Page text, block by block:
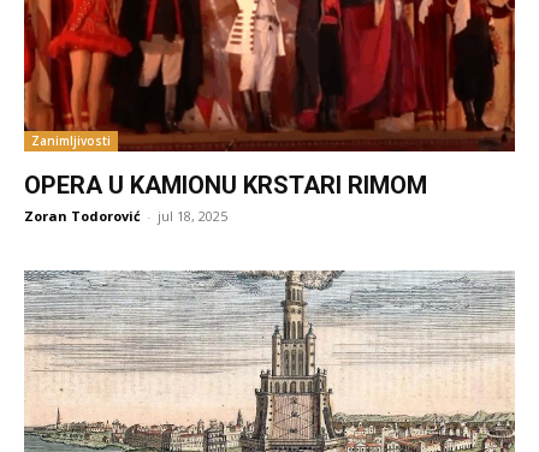
Zanimljivosti
OPERA U KAMIONU KRSTARI RIMOM
Zoran Todorović - jul 18, 2025